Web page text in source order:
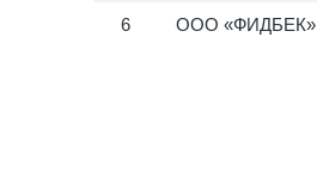
ООО «ФИДБЕК»